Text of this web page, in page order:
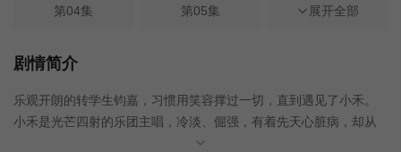
第04集 第05集 第06集
第07集
第10集 第11集 第12集
展开全部
剧情简介
乐观开朗的转学生钧嘉，习惯用笑容撑过一切，直到遇见了小禾。
小禾是光芒四射的乐团主唱，冷淡、倔强，有着先天心脏病，却从
不让人可怜他。两人在音乐里找到彼此，暧昧心动悄悄滋长，却被